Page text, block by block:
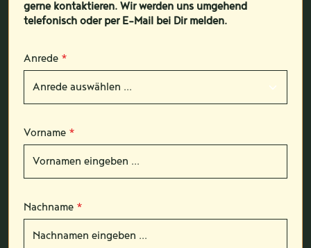
gerne kontaktieren. Wir werden uns umgehend
telefonisch oder per E-Mail bei Dir melden.
Anrede *
Vorname *
Nachname *